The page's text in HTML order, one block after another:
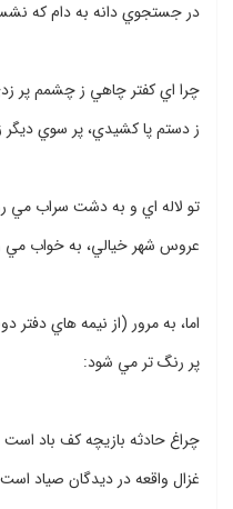
در جستجوي دانه به دام كه
چرا اي كفتر چاهي ز چشمم پر
ز دستم پا كشيدي، پر سوي
تو لاله اي و به دشت سراب مي
عروس شهر خيالي، به خواب مي
اما، به مرور (از نيمه هاي
پر رنگ تر مي شود:
چراغ حادثه بازيچه كف باد است
غزال واقعه در ديدگان صياد است